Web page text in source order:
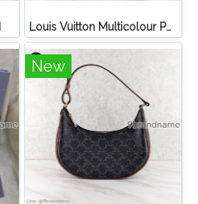
Louis Vuitton Multicolour Pochette Canvas
New